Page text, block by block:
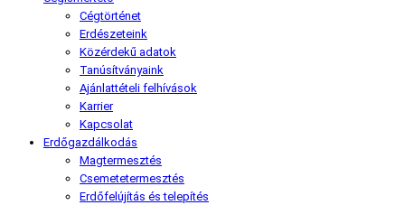
Cégtörténet
Erdészeteink
Közérdekű adatok
Tanúsítványaink
Ajánlattételi felhívások
Karrier
Kapcsolat
Erdőgazdálkodás
Magtermesztés
Csemetetermesztés
Erdőfelújítás és telepítés